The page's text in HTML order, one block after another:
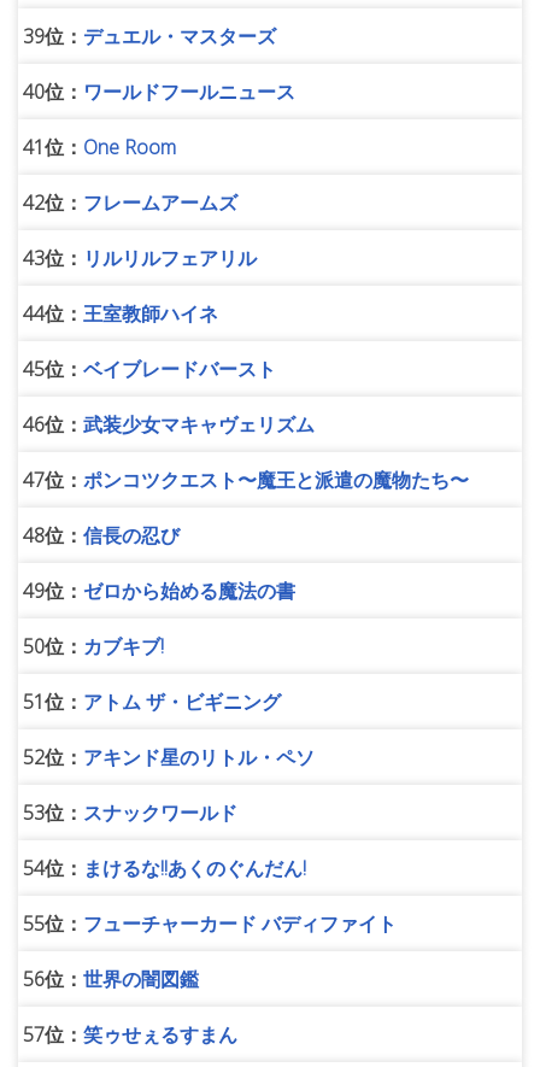
39位： デュエル・マスターズ
40位： ワールドフールニュース
41位： One Room
42位： フレームアームズ
43位： リルリルフェアリル
44位： 王室教師ハイネ
45位： ベイブレードバースト
46位： 武装少女マキャヴェリズム
47位： ポンコツクエスト〜魔王と派遣の魔物たち〜
48位： 信長の忍び
49位： ゼロから始める魔法の書
50位： カブキブ!
51位： アトム ザ・ビギニング
52位： アキンド星のリトル・ペソ
53位： スナックワールド
54位： まけるな!!あくのぐんだん!
55位： フューチャーカード バディファイト
56位： 世界の闇図鑑
57位： 笑ゥせぇるすまん